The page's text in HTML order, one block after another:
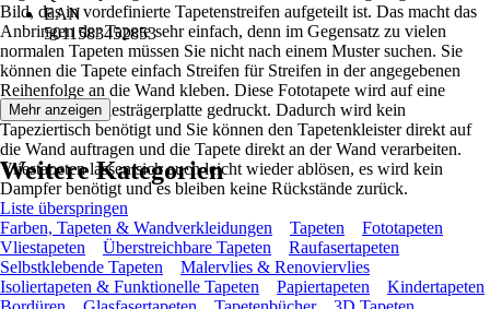
EAN
5011583452853
Bild, das in vordefinierte Tapetenstreifen aufgeteilt ist. Das macht das
Anbringen der Tapete sehr einfach, denn im Gegensatz zu vielen
normalen Tapeten müssen Sie nicht nach einem Muster suchen. Sie
können die Tapete einfach Streifen für Streifen in der angegebenen
Reihenfolge an die Wand kleben. Diese Fototapete wird auf eine
hochwertige Vliesträgerplatte gedruckt. Dadurch wird kein
Tapeziertisch benötigt und Sie können den Tapetenkleister direkt auf
die Wand auftragen und die Tapete direkt an der Wand verarbeiten.
Vliestapeten lassen sich auch leicht wieder ablösen, es wird kein
Dampfer benötigt und es bleiben keine Rückstände zurück.
Mehr anzeigen
Weitere Kategorien
Liste überspringen
Farben, Tapeten & Wandverkleidungen
Tapeten
Fototapeten
Vliestapeten
Überstreichbare Tapeten
Raufasertapeten
Selbstklebende Tapeten
Malervlies & Renoviervlies
Isoliertapeten & Funktionelle Tapeten
Papiertapeten
Kindertapeten